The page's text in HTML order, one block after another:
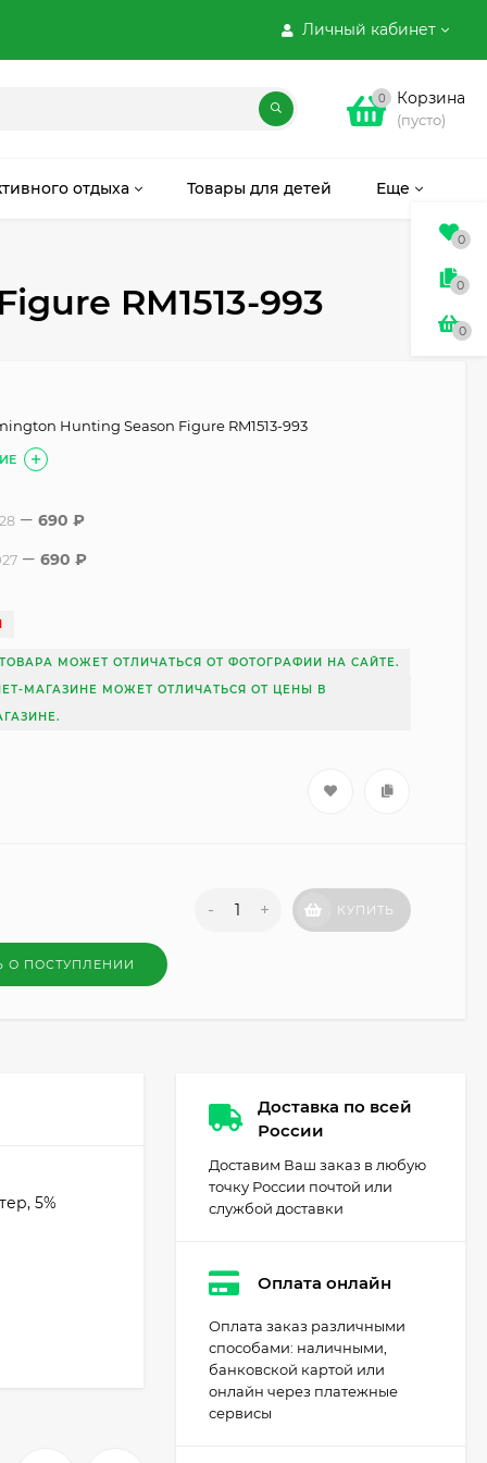
Личный кабинет
0 Корзина
(пусто)
отдыха Товары для детей Еще
RM1513-993
Hunting Season Figure RM1513-993
690₽
690₽
МОЖЕТ ОТЛИЧАТЬСЯ ОТ ФОТОГРАФИИ НА САЙТЕ.
МАГАЗИНЕ МОЖЕТ ОТЛИЧАТЬСЯ ОТ ЦЕНЫ В
- + КУПИТЬ
О ПОСТУПЛЕНИИ
5%
Доставка по всей
России
Доставим Ваш заказ в любую
точку России почтой или
службой доставки
Оплата онлайн
Оплата заказ различными
способами: наличными,
банковской картой или
онлайн через платежные
сервисы
0
0
0